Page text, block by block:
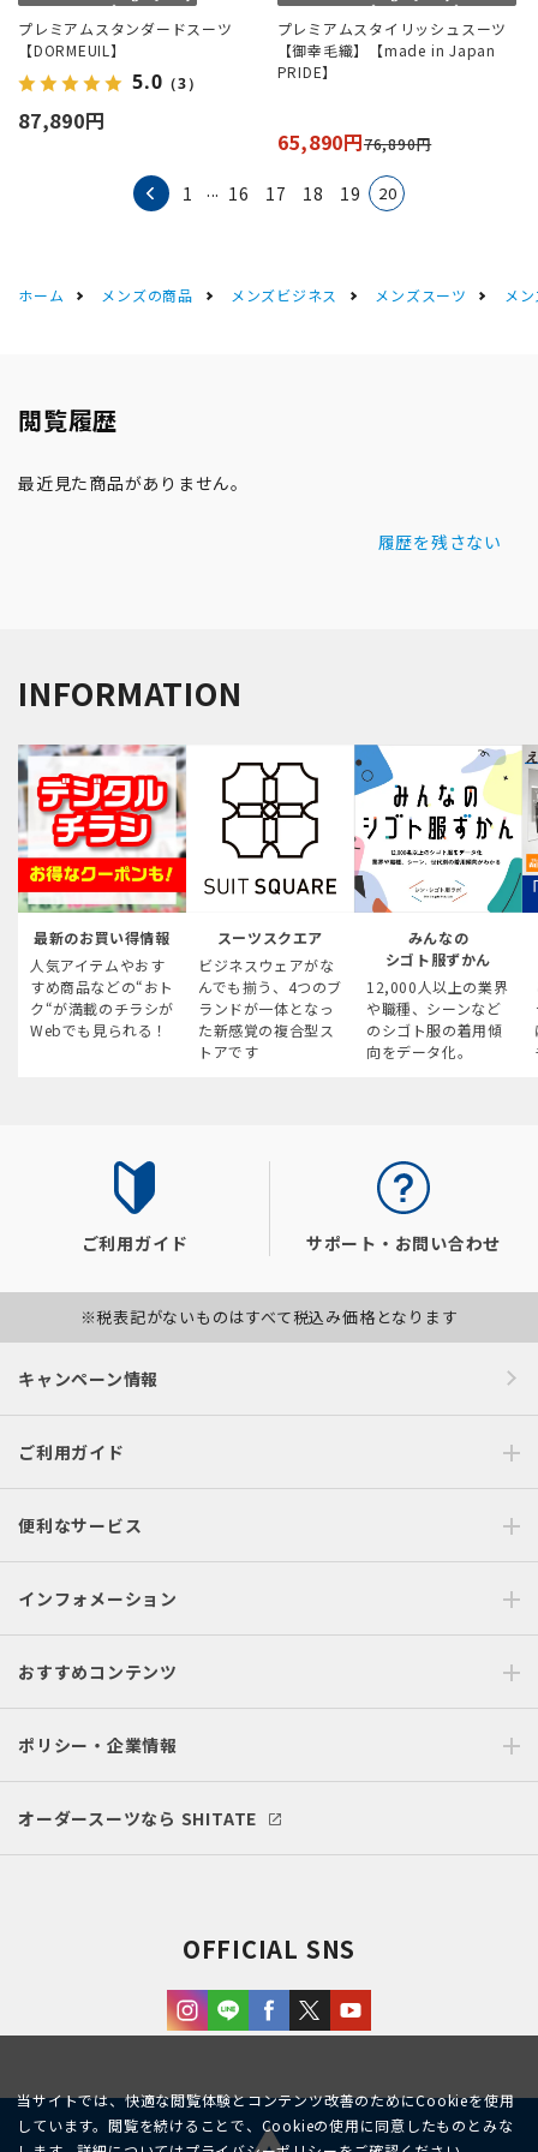
プレミアムスタンダードスーツ
【DORMEUIL】
5.0 （3）
87,890円
プレミアムスタイリッシュスーツ
【御幸毛織】【made in Japan
PRIDE】
65,890円76,890円
1 ... 16 17 18 19 20
ホーム メンズの商品 メンズビジネス メンズスーツ メ
閲覧履歴
最近見た商品がありません。
履歴を残さない
INFORMATION
最新のお買い得情報
人気アイテムやおす
すめ商品などの“おト
ク“が満載のチラシが
Webでも見られる！
スーツスクエア
ビジネスウェアがな
んでも揃う、4つのブ
ランドが一体となっ
た新感覚の複合型ス
トアです
みんなの
シゴト服ずかん
12,000人以上の業界
や職種、シーンなど
のシゴト服の着用傾
向をデータ化。
ご利用ガイド サポート・お問い合わせ
※税表記がないものはすべて税込み価格となります
キャンペーン情報
ご利用ガイド
便利なサービス
インフォメーション
おすすめコンテンツ
ポリシー・企業情報
オーダースーツなら SHITATE
OFFICIAL SNS
当サイトでは、快適な閲覧体験とコンテンツ改善のためにCookieを使用
しています。閲覧を続けることで、Cookieの使用に同意したものとみな